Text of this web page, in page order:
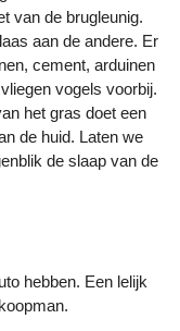
van de brugleunig.
aan de andere. Er
cement, arduinen
vogels voorbij.
het gras doet een
de huid. Laten we
de slaap van de
hebben. Een lelijk